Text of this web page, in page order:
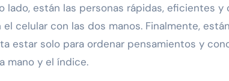
lado, están las personas rápidas, eficientes
el celular con las dos manos. Finalmente,
estar solo para ordenar pensamientos y
mano y el índice.